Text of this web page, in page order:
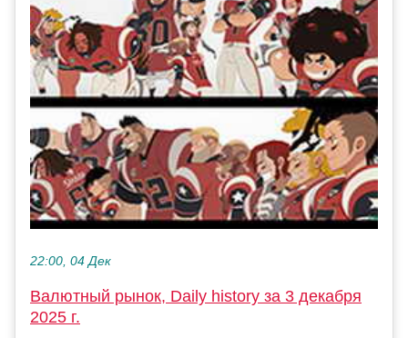
22:00, 04 Дек
Валютный рынок, Daily history за 3 декабря
2025 г.